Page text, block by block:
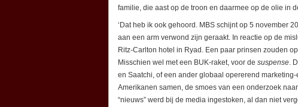
familie, die aast op de troon en daarmee op de olie in
‘Dat heb ik ook gehoord. MBS schijnt op 5 november
aan een arm verwond zijn geraakt. In reactie op de
Ritz-Carlton hotel in Ryad. Een paar prinsen zouden
Misschien wel met een BUK-raket, voor de suspense.
en Saatchi, of een ander globaal opererend
Amerikanen samen, de smoes van een onderzoek
“nieuws” werd bij de media ingestoken, al dan niet